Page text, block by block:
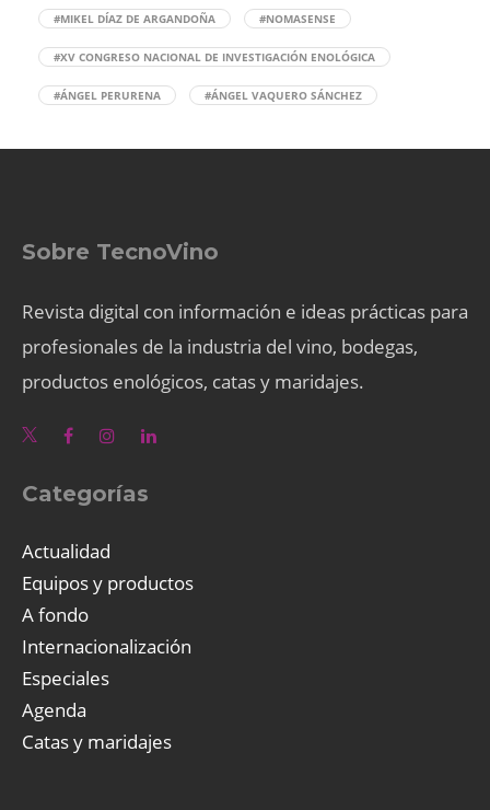
#MIKEL DÍAZ DE ARGANDOÑA #NOMASENSE
#XV CONGRESO NACIONAL DE INVESTIGACIÓN ENOLÓGICA
#ÁNGEL PERURENA #ÁNGEL VAQUERO SÁNCHEZ
Sobre TecnoVino
Revista digital con información e ideas prácticas para
profesionales de la industria del vino, bodegas,
productos enológicos, catas y maridajes.
Categorías
Actualidad
Equipos y productos
A fondo
Internacionalización
Especiales
Agenda
Catas y maridajes